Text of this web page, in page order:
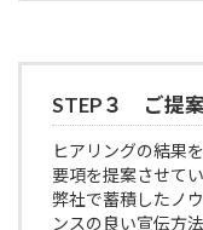
STEP３ ご提案
ヒアリングの結果
要項を提案させて
弊社で蓄積したノ
ンスの良い宣伝方